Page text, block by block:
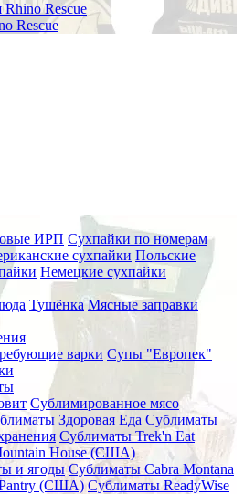
Rescue
Rescue
ИРП Сухпайки по номерам
сухпайки Польские
Немецкие сухпайки
Тушёнка Мясные заправки
варки Супы "Европек"
Сублимированное мясо
Здоровая Еда Сублиматы
Сублиматы Trek'n Eat
House (США)
и ягоды Сублиматы Cabra Montana
Pantry (США) Сублиматы ReadyWise